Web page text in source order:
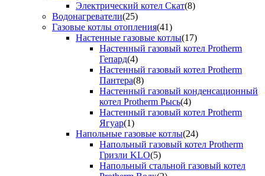
Электрический котел Скат(8)
Водонагреватели(25)
Газовые котлы отопления(41)
Настенные газовые котлы(17)
Настенный газовый котел Protherm
Гепард(4)
Настенный газовый котел Protherm
Пантера(8)
Настенный газовый конденсационный
котел Protherm Рысь(4)
Настенный газовый котел Protherm
Ягуар(1)
Напольные газовые котлы(24)
Напольный газовый котел Protherm
Гризли KLO(5)
Напольный стальной газовый котел